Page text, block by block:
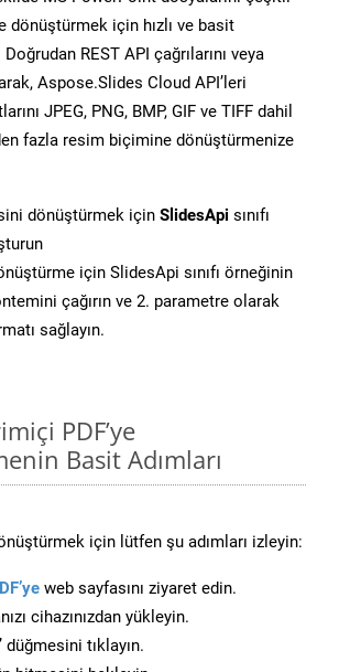
dönüştürmek için hızlı ve basit
REST API çağrılarını veya
Aspose.Slides Cloud API’leri
JPEG, PNG, BMP, GIF ve TIFF dahil
fazla resim biçimine dönüştürmenize
dönüştürmek için SlidesApi sınıfı
için SlidesApi sınıfı örneğinin
çağırın ve 2. parametre olarak
sağlayın.
PDF’ye
Basit Adımları
için lütfen şu adımları izleyin:
web sayfasını ziyaret edin.
cihazınızdan yükleyin.
düğmesini tıklayın.